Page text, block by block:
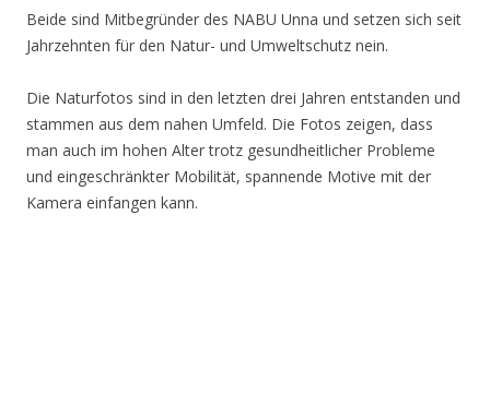
Beide sind Mitbegründer des NABU Unna und setzen sich seit
Jahrzehnten für den Natur- und Umweltschutz nein.
Die Naturfotos sind in den letzten drei Jahren entstanden und
stammen aus dem nahen Umfeld. Die Fotos zeigen, dass
man auch im hohen Alter trotz gesundheitlicher Probleme
und eingeschränkter Mobilität, spannende Motive mit der
Kamera einfangen kann.